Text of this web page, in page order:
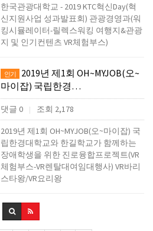
한국관광대학교 - 2019 KTC혁신Day(혁
신지원사업 성과발표회) 관광경영과(워
킹시뮬레이터-릴렉스워킹 여행지&관광
지 및 인기컨텐츠 VR체험부스)
인기
2019년 제1회 OH~MYJOB(오~
마이잡) 국립한경…
댓글 0 | 조회 2,178
2019년 제1회 OH~MYJOB(오~마이잡) 국
립한경대학교와 한길학교가 함께하는
장애학생을 위한 진로융합프로젝트(VR
체험부스-VR렌탈대여임대행사) VR바리
스타왕/VR요리왕